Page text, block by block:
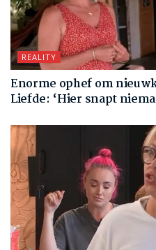
REALITY
Enorme ophef om
Liefde: ‘Hier snapt